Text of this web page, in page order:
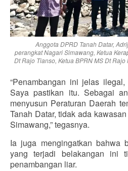
Anggota DPRD Tanah Datar,
perangkat Nagari Simawang, Ketua
Dt Rajo Tianso, Ketua BPRN MS Dt
“Penambangan ini jelas
Saya pastikan itu. Sebagai
menyusun Peraturan Daerah
Tanah Datar, tidak ada
Simawang,” tegasnya.
Ia juga mengingatkan bahwa
yang terjadi belakangan ini
penambangan liar.